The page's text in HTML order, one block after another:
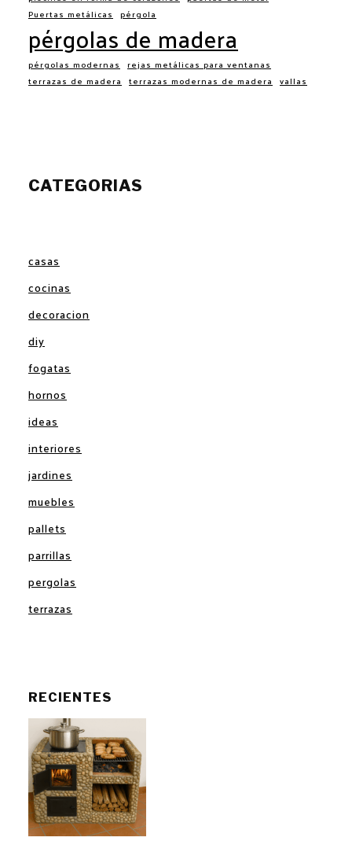
Puertas metálicas pérgola
pérgolas de madera
pérgolas modernas rejas metálicas para ventanas
terrazas de madera terrazas modernas de madera vallas
CATEGORIAS
casas
cocinas
decoracion
diy
fogatas
hornos
ideas
interiores
jardines
muebles
pallets
parrillas
pergolas
terrazas
RECIENTES